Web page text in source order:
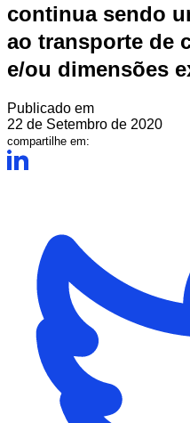
continua sendo
ao transporte de
e/ou dimensões
Publicado em
22 de Setembro de 2020
compartilhe em: